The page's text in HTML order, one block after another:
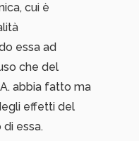
cui è
essa ad
che del
abbia fatto ma
effetti del
essa.